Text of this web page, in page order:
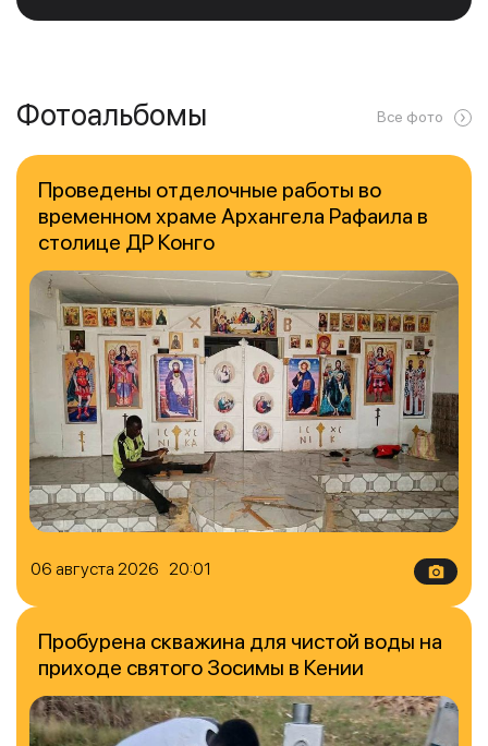
Фотоальбомы Все фото
06 августа 2026 20:01
Проведены отделочные работы во
временном храме Архангела Рафаила в
столице ДР Конго
Пробурена скважина для чистой воды на
приходе святого Зосимы в Кении